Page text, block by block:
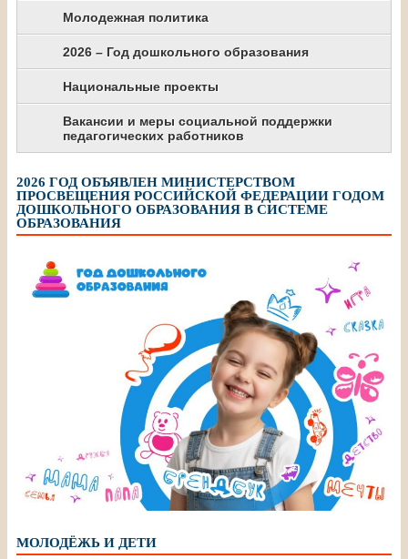
Молодежная политика
2026 – Год дошкольного образования
Национальные проекты
Вакансии и меры социальной поддержки
педагогических работников
2026 ГОД ОБЪЯВЛЕН МИНИСТЕРСТВОМ
ПРОСВЕЩЕНИЯ РОССИЙСКОЙ ФЕДЕРАЦИИ ГОДОМ
ДОШКОЛЬНОГО ОБРАЗОВАНИЯ В СИСТЕМЕ
ОБРАЗОВАНИЯ
МОЛОДЁЖЬ И ДЕТИ